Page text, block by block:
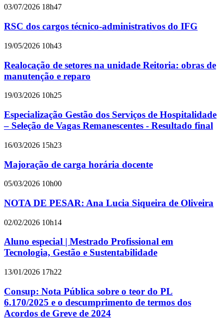
03/07/2026 18h47
RSC dos cargos técnico-administrativos do IFG
19/05/2026 10h43
Realocação de setores na unidade Reitoria: obras de
manutenção e reparo
19/03/2026 10h25
Especialização Gestão dos Serviços de Hospitalidade
– Seleção de Vagas Remanescentes - Resultado final
16/03/2026 15h23
Majoração de carga horária docente
05/03/2026 10h00
NOTA DE PESAR: Ana Lucia Siqueira de Oliveira
02/02/2026 10h14
Aluno especial | Mestrado Profissional em
Tecnologia, Gestão e Sustentabilidade
13/01/2026 17h22
Consup: Nota Pública sobre o teor do PL
6.170/2025 e o descumprimento de termos dos
Acordos de Greve de 2024